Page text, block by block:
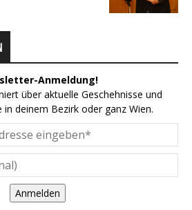
Anmeldung!
über aktuelle Geschehnisse und
deinem Bezirk oder ganz Wien.
Anmelden